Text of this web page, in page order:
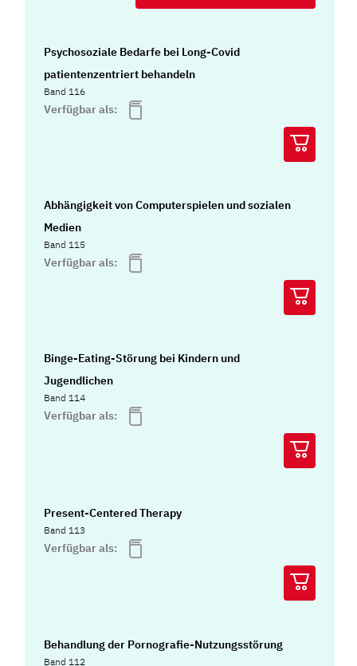
Psychosoziale Bedarfe bei Long-Covid
patientenzentriert behandeln
Band 116
Verfügbar als:
Abhängigkeit von Computerspielen und sozialen
Medien
Band 115
Verfügbar als:
Binge-Eating-Störung bei Kindern und
Jugendlichen
Band 114
Verfügbar als:
Present-Centered Therapy
Band 113
Verfügbar als:
Behandlung der Pornografie-Nutzungsstörung
Band 112